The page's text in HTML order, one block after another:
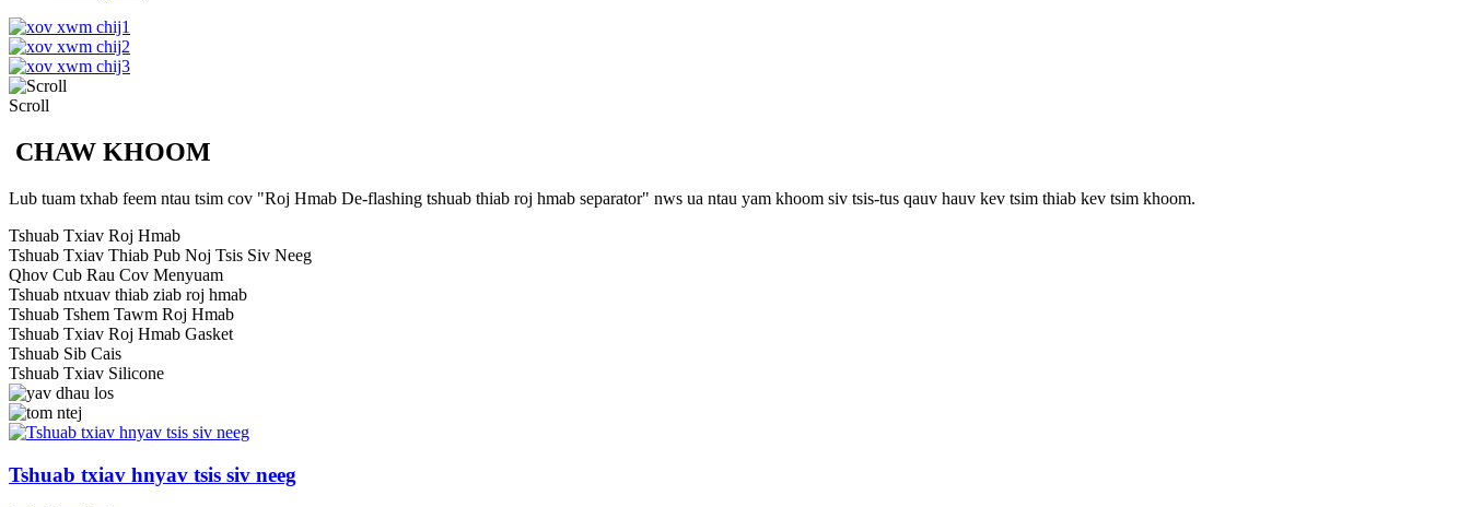
Scroll
CHAW KHOOM
Lub tuam txhab feem ntau tsim cov "Roj Hmab De-flashing tshuab thiab roj hmab separator" nws ua ntau yam khoom siv tsis-tus qauv hauv kev tsim thiab kev tsim khoom.
Tshuab Txiav Roj Hmab
Tshuab Txiav Thiab Pub Noj Tsis Siv Neeg
Qhov Cub Rau Cov Menyuam
Tshuab ntxuav thiab ziab roj hmab
Tshuab Tshem Tawm Roj Hmab
Tshuab Txiav Roj Hmab Gasket
Tshuab Sib Cais
Tshuab Txiav Silicone
Tshuab txiav hnyav tsis siv neeg